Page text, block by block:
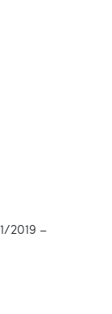
2019 –